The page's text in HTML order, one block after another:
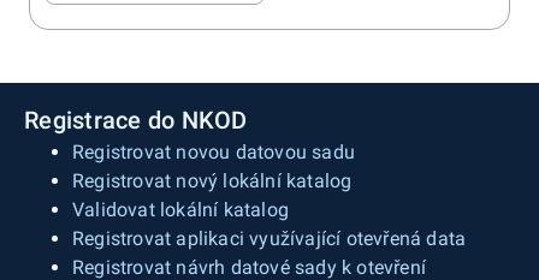
Registrace do NKOD
Registrovat novou datovou sadu
Registrovat nový lokální katalog
Validovat lokální katalog
Registrovat aplikaci využívající otevřená data
Registrovat návrh datové sady k otevření